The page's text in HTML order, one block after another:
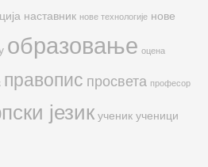
наставник нове технологије нове
образовање оцена
правопис просвета професор
језик ученик ученици